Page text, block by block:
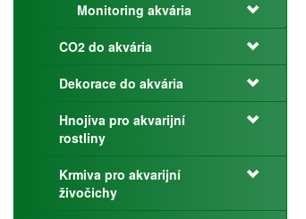
Monitoring akvária
CO2 do akvária
Dekorace do akvária
Hnojiva pro akvarijní
rostliny
Krmiva pro akvarijní
živočichy